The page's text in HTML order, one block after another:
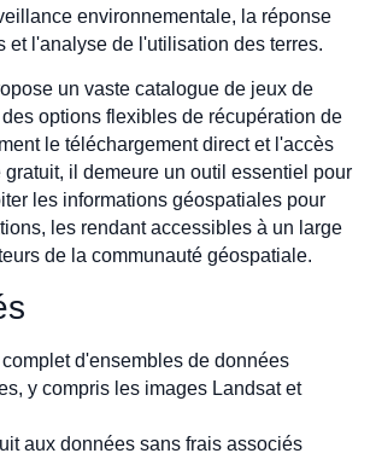
environnementale, la réponse
et l'analyse de l'utilisation des terres.
un vaste catalogue de jeux de
options flexibles de récupération de
le téléchargement direct et l'accès
gratuit, il demeure un outil essentiel pour
les informations géospatiales pour
les rendant accessibles à un large
de la communauté géospatiale.
d'ensembles de données
y compris les images Landsat et
aux données sans frais associés